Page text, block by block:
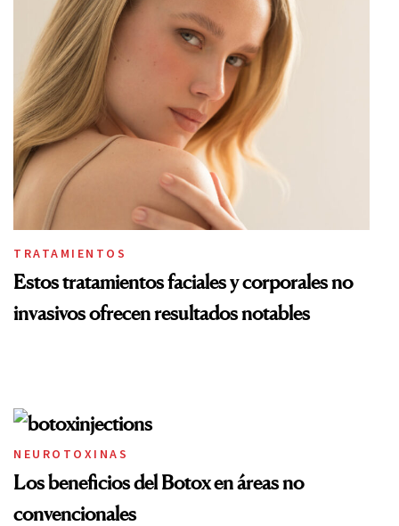
TRATAMIENTOS
Estos tratamientos faciales y corporales no
invasivos ofrecen resultados notables
NEUROTOXINAS
Los beneficios del Botox en áreas no
convencionales